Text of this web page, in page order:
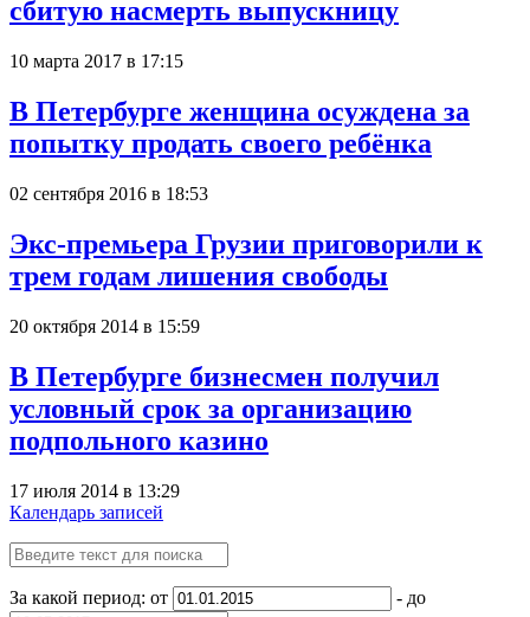
сбитую насмерть выпускницу
10 марта 2017 в 17:15
В Петербурге женщина осуждена за
попытку продать своего ребёнка
02 сентября 2016 в 18:53
Экс-премьера Грузии приговорили к
трем годам лишения свободы
20 октября 2014 в 15:59
В Петербурге бизнесмен получил
условный срок за организацию
подпольного казино
17 июля 2014 в 13:29
Календарь записей
За какой период: от - до